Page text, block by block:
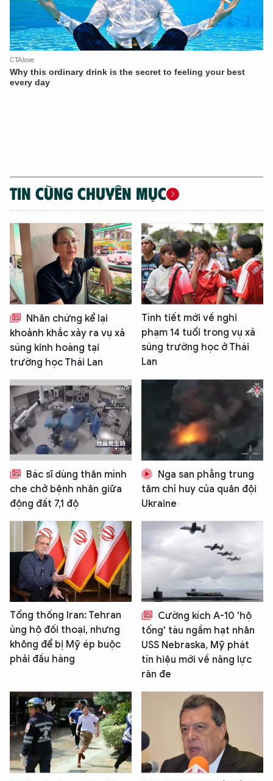
TIN CÙNG CHUYÊN MỤC
Nhân chứng kể lại
khoảnh khắc xảy ra vụ xả
súng kinh hoàng tại
trường học Thái Lan
Tình tiết mới về nghi
phạm 14 tuổi trong vụ xả
súng trường học ở Thái
Lan
Bác sĩ dùng thân mình
che chở bệnh nhân giữa
động đất 7,1 độ
Nga san phẳng trung
tâm chỉ huy của quân đội
Ukraine
Tổng thống Iran: Tehran
ủng hộ đối thoại, nhưng
không để bị Mỹ ép buộc
phải đầu hàng
Cường kích A-10 'hộ
tống' tàu ngầm hạt nhân
USS Nebraska, Mỹ phát
tín hiệu mới về năng lực
răn đe
Hãy hỏi tôi bất kỳ điều gì bạn cần biết về